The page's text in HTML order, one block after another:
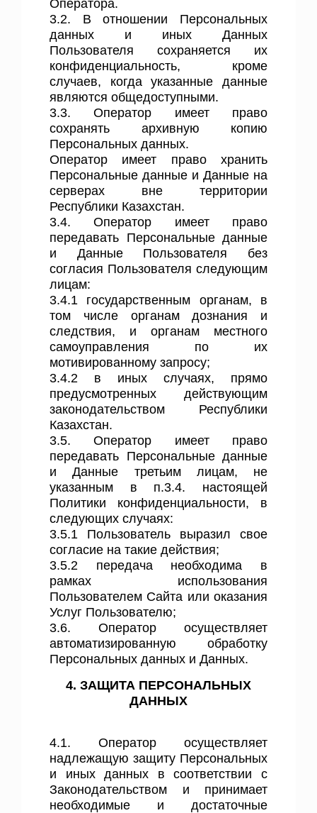
Оператора.
3.2. В отношении Персональных
данных и иных Данных
Пользователя сохраняется их
конфиденциальность, кроме
случаев, когда указанные данные
являются общедоступными.
3.3. Оператор имеет право
сохранять архивную копию
Персональных данных.
Оператор имеет право хранить
Персональные данные и Данные на
серверах вне территории
Республики Казахстан.
3.4. Оператор имеет право
передавать Персональные данные
и Данные Пользователя без
согласия Пользователя следующим
лицам:
3.4.1 государственным органам, в
том числе органам дознания и
следствия, и органам местного
самоуправления по их
мотивированному запросу;
3.4.2 в иных случаях, прямо
предусмотренных действующим
законодательством Республики
Казахстан.
3.5. Оператор имеет право
передавать Персональные данные
и Данные третьим лицам, не
указанным в п.3.4. настоящей
Политики конфиденциальности, в
следующих случаях:
3.5.1 Пользователь выразил свое
согласие на такие действия;
3.5.2 передача необходима в
рамках использования
Пользователем Сайта или оказания
Услуг Пользователю;
3.6. Оператор осуществляет
автоматизированную обработку
Персональных данных и Данных.
4. ЗАЩИТА ПЕРСОНАЛЬНЫХ
ДАННЫХ
4.1. Оператор осуществляет
надлежащую защиту Персональных
и иных данных в соответствии с
Законодательством и принимает
необходимые и достаточные